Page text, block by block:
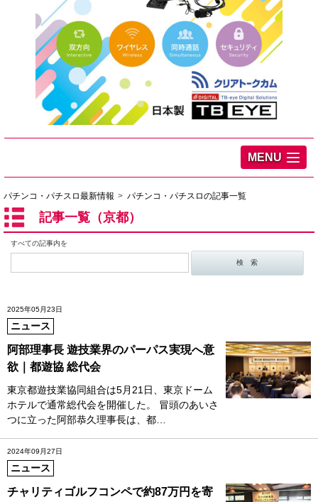
MENU
パチンコ・パチスロ最新情報 パチンコ・パチスロの記事一覧
記事一覧（京都）
すべての記事内を
2025年05月23日
ニュース
阿部理事長 遊技業界のパーパス実現へ意
欲｜都遊協 総代会
東京都遊技業協同組合は5月21日、東京ドーム
ホテルで通常総代会を開催した。 冒頭のあいさ
つに立った阿部恭久理事長は、都…
2024年09月27日
ニュース
チャリティゴルフコンペで約87万円を寄